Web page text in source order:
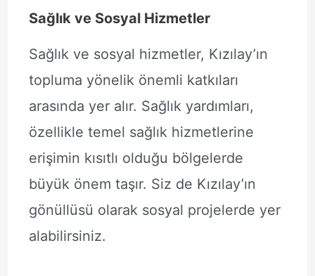
Sağlık ve Sosyal Hizmetler
Sağlık ve sosyal hizmetler, Kızılay’ın
topluma yönelik önemli katkıları
arasında yer alır. Sağlık yardımları,
özellikle temel sağlık hizmetlerine
erişimin kısıtlı olduğu bölgelerde
büyük önem taşır. Siz de Kızılay’ın
gönüllüsü olarak sosyal projelerde yer
alabilirsiniz.